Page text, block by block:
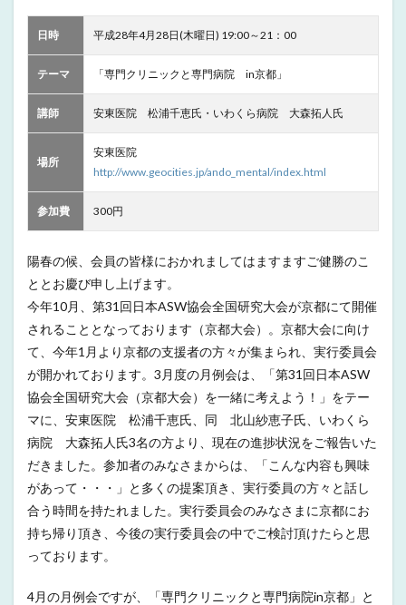
日時 平成28年4月28日(木曜日) 19:00～21：00
テーマ 「専門クリニックと専門病院 in京都」
講師 安東医院 松浦千恵氏・いわくら病院 大森拓人氏
場所
安東医院
http://www.geocities.jp/ando_mental/index.html
参加費 300円
陽春の候、会員の皆様におかれましてはますますご健勝のこ
ととお慶び申し上げます。
今年10月、第31回日本ASW協会全国研究大会が京都にて開催
されることとなっております（京都大会）。京都大会に向け
て、今年1月より京都の支援者の方々が集まられ、実行委員会
が開かれております。3月度の月例会は、「第31回日本ASW
協会全国研究大会（京都大会）を一緒に考えよう！」をテー
マに、安東医院 松浦千恵氏、同 北山紗恵子氏、いわくら
病院 大森拓人氏3名の方より、現在の進捗状況をご報告いた
だきました。参加者のみなさまからは、「こんな内容も興味
があって・・・」と多くの提案頂き、実行委員の方々と話し
合う時間を持たれました。実行委員会のみなさまに京都にお
持ち帰り頂き、今後の実行委員会の中でご検討頂けたらと思
っております。
4月の月例会ですが、「専門クリニックと専門病院in京都」と